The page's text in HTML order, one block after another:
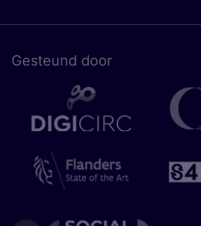
Gesteund door